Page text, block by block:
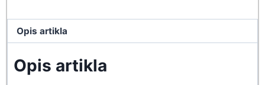
Opis artikla
Opis artikla